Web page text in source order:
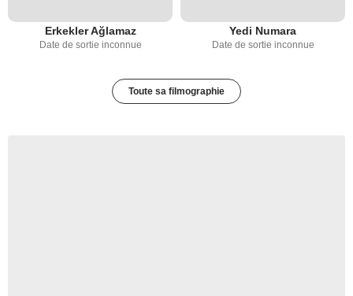
Erkekler Ağlamaz
Date de sortie inconnue
Yedi Numara
Date de sortie inconnue
Toute sa filmographie